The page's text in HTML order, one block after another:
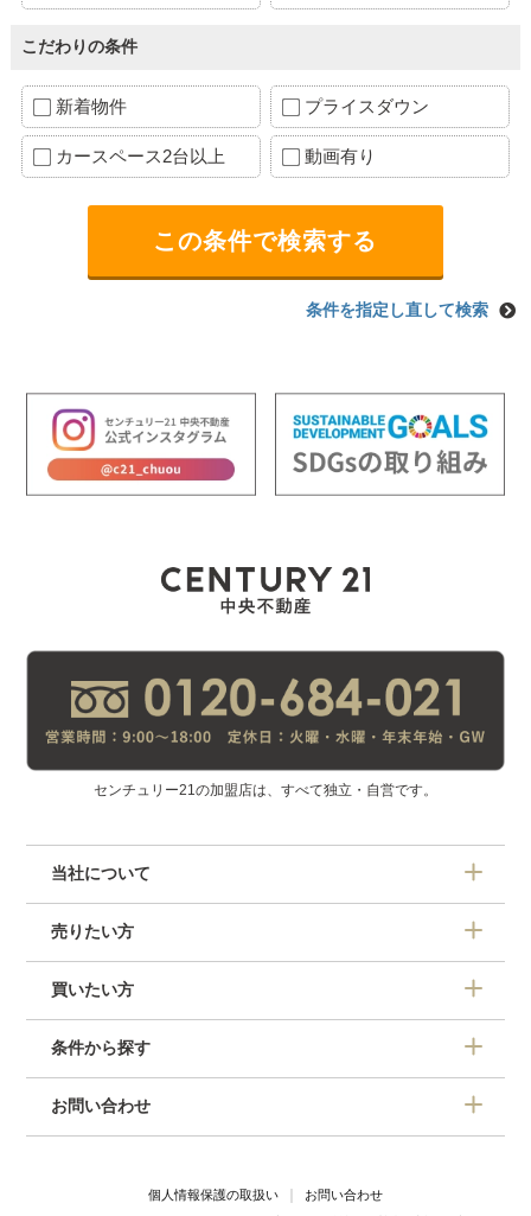
こだわりの条件
新着物件 プライスダウン
カースペース2台以上 動画有り
条件を指定し直して検索
センチュリー21の加盟店は、すべて独立・自営です。
当社について
売りたい方
買いたい方
条件から探す
お問い合わせ
個人情報保護の取扱い
お問い合わせ